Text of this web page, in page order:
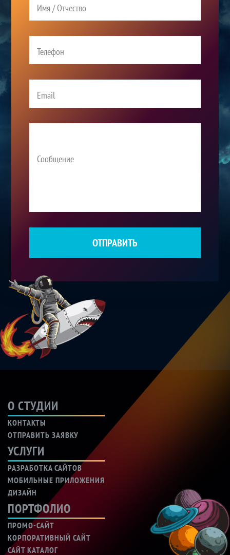
ОТПРАВИТЬ
О СТУДИИ
КОНТАКТЫ
ОТПРАВИТЬ ЗАЯВКУ
УСЛУГИ
РАЗРАБОТКА САЙТОВ
МОБИЛЬНЫЕ ПРИЛОЖЕНИЯ
ДИЗАЙН
ПОРТФОЛИО
ПРОМО-САЙТ
КОРПОРАТИВНЫЙ САЙТ
САЙТ КАТАЛОГ